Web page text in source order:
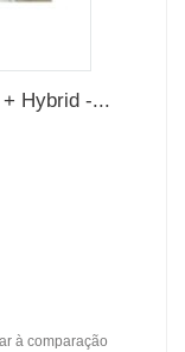
+ Hybrid -...
à comparação